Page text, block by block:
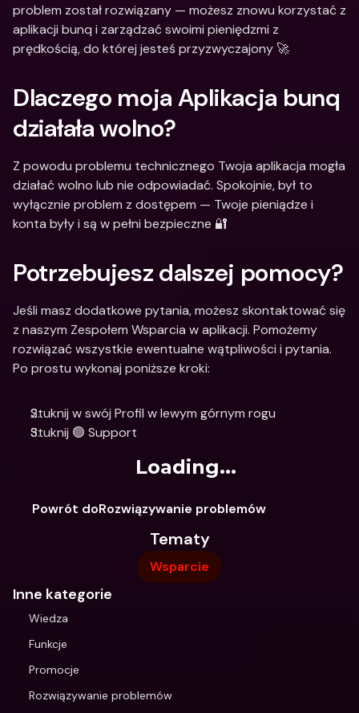
problem został rozwiązany — możesz znowu korzystać z
aplikacji bunq i zarządzać swoimi pieniędzmi z
prędkością, do której jesteś przyzwyczajony 🚀
Dlaczego moja Aplikacja bunq
działała wolno?
Z powodu problemu technicznego Twoja aplikacja mogła
działać wolno lub nie odpowiadać. Spokojnie, był to
wyłącznie problem z dostępem — Twoje pieniądze i
konta były i są w pełni bezpieczne 🔐
Potrzebujesz dalszej pomocy?
Jeśli masz dodatkowe pytania, możesz skontaktować się
z naszym Zespołem Wsparcia w aplikacji. Pomożemy
rozwiązać wszystkie ewentualne wątpliwości i pytania.
Po prostu wykonaj poniższe kroki:
Stuknij w swój Profil w lewym górnym rogu
Stuknij 🟢 Support
Loading...
Powrót doRozwiązywanie problemów
Tematy
Wsparcie
Inne kategorie
Wiedza
Funkcje
Promocje
Rozwiązywanie problemów